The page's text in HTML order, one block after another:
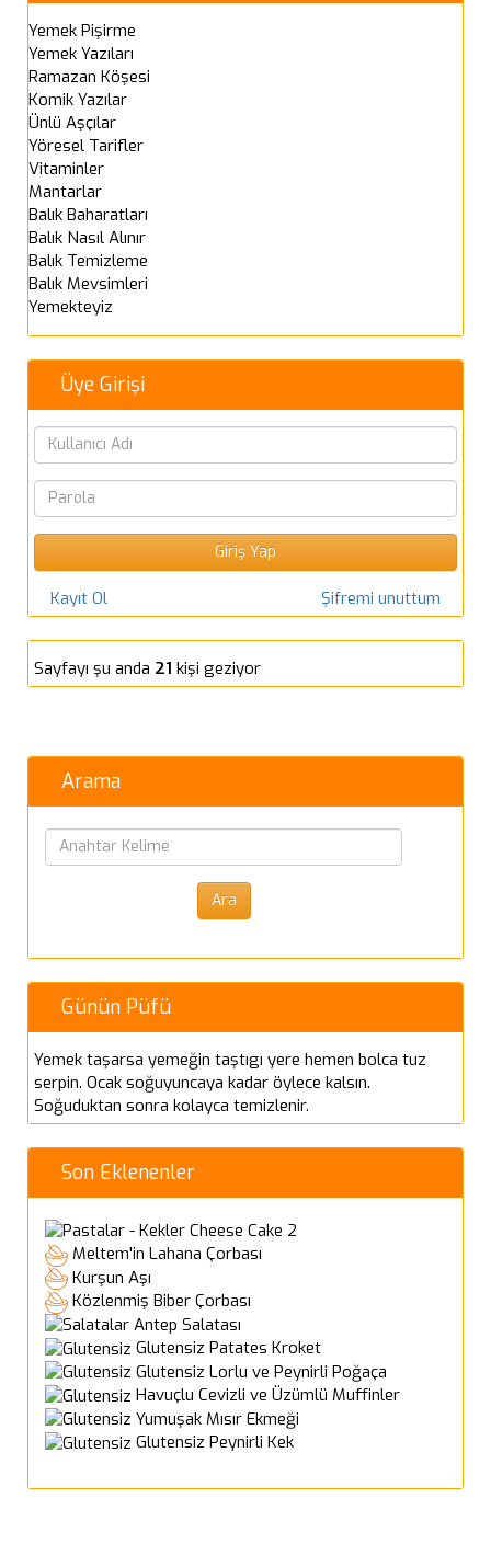
Yemek Pişirme
Yemek Yazıları
Ramazan Köşesi
Komik Yazılar
Ünlü Aşçılar
Yöresel Tarifler
Vitaminler
Mantarlar
Balık Baharatları
Balık Nasıl Alınır
Balık Temizleme
Balık Mevsimleri
Yemekteyiz
Üye Girişi
Kayıt Ol Şifremi unuttum
Sayfayı şu anda 21 kişi geziyor
Arama
Günün Püfü
Yemek taşarsa yemeğin taştıgı yere hemen bolca tuz
serpin. Ocak soğuyuncaya kadar öylece kalsın.
Soğuduktan sonra kolayca temizlenir.
Son Eklenenler
Cheese Cake 2
Meltem'in Lahana Çorbası
Kurşun Aşı
Közlenmiş Biber Çorbası
Antep Salatası
Glutensiz Patates Kroket
Glutensiz Lorlu ve Peynirli Poğaça
Havuçlu Cevizli ve Üzümlü Muffinler
Yumuşak Mısır Ekmeği
Glutensiz Peynirli Kek